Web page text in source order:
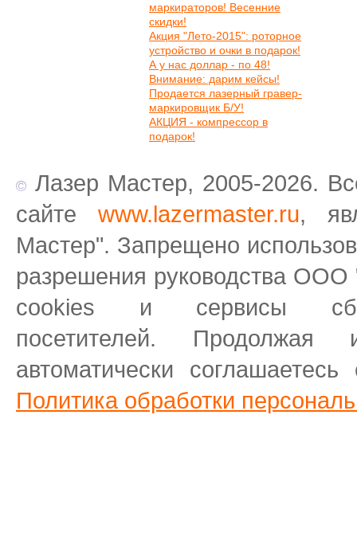
маркираторов! Весенние
скидки!
Акция "Лето-2015": роторное
устройство и очки в подарок!
А у нас доллар - по 48!
Внимание: дарим кейсы!
Продается лазерный гравер-
маркировщик Б/У!
АКЦИЯ - компрессор в
подарок!
Лазер Мастер, 2005-2026.
сайтеwww.lazermaster.ru,
Мастер". Запрещено
разрешения руководства
cookies и сервисы
посетителей. Продолжая
автоматически
Политика обработки